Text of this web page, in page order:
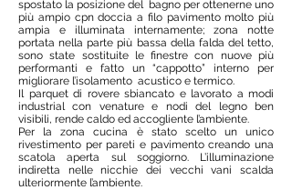
spostato la posizione del bagno per ottenerne uno
più ampio cpn doccia a filo pavimento molto più
ampia e illuminata internamente; zona notte
portata nella parte più bassa della falda del tetto,
sono state sostituite le finestre con nuove più
performanti e fatto un “cappotto” interno per
migliorare l’isolamento acustico e termico.
Il parquet di rovere sbiancato e lavorato a modi
industrial con venature e nodi del legno ben
visibili, rende caldo ed accogliente l’ambiente.
Per la zona cucina è stato scelto un unico
rivestimento per pareti e pavimento creando una
scatola aperta sul soggiorno. L’illuminazione
indiretta nelle nicchie dei vecchi vani scalda
ulteriormente l’ambiente.